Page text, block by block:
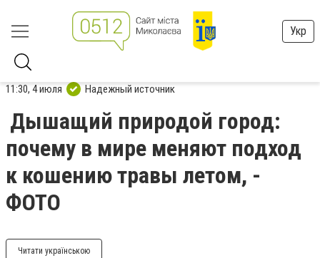
Укр
11:30, 4 июля Надежный источник
Дышащий природой город:
почему в мире меняют подход
к кошению травы летом, -
ФОТО
Читати українською